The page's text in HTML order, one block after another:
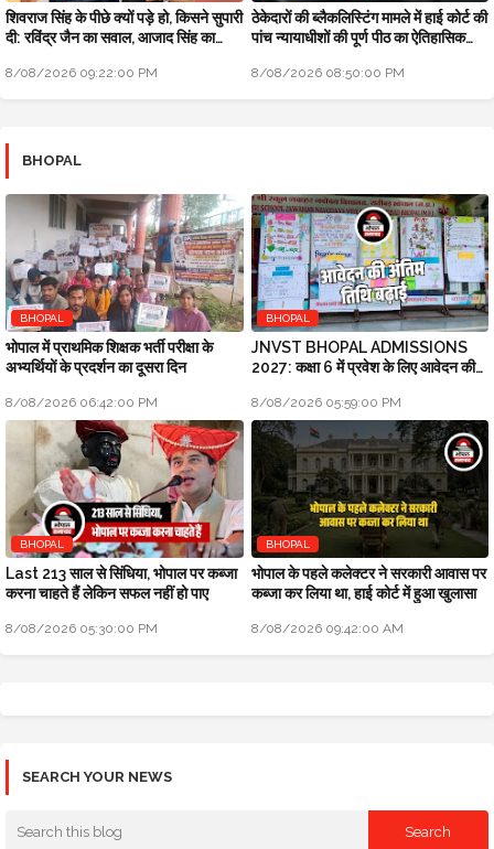
शिवराज सिंह के पीछे क्यों पड़े हो, किसने सुपारी
दी: रविंद्र जैन का सवाल, आजाद सिंह का
8/08/2026 09:22:00 PM
ठेकेदारों की ब्लैकलिस्टिंग मामले में हाई कोर्ट की
पांच न्यायाधीशों की पूर्ण पीठ का ऐतिहासिक
8/08/2026 08:50:00 PM
BHOPAL
BHOPAL
भोपाल में प्राथमिक शिक्षक भर्ती परीक्षा के
अभ्यर्थियों के प्रदर्शन का दूसरा दिन
8/08/2026 06:42:00 PM
BHOPAL
JNVST BHOPAL ADMISSIONS
2027: कक्षा 6 में प्रवेश के लिए आवेदन की
8/08/2026 05:59:00 PM
BHOPAL
Last 213 साल से सिंधिया, भोपाल पर कब्जा
करना चाहते हैं लेकिन सफल नहीं हो पाए
8/08/2026 05:30:00 PM
BHOPAL
भोपाल के पहले कलेक्टर ने सरकारी आवास पर
कब्जा कर लिया था, हाई कोर्ट में हुआ खुलासा
8/08/2026 09:42:00 AM
SEARCH YOUR NEWS